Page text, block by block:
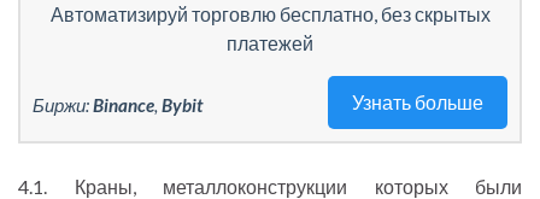
Автоматизируй торговлю бесплатно, без скрытых
платежей
Узнать больше
Биржи:Binance, Bybit
4.1. Краны, металлоконструкции которых были